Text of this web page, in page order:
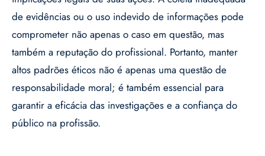
de evidências ou o uso indevido de informações pode
comprometer não apenas o caso em questão, mas
também a reputação do profissional. Portanto, manter
altos padrões éticos não é apenas uma questão de
responsabilidade moral; é também essencial para
garantir a eficácia das investigações e a confiança do
público na profissão.